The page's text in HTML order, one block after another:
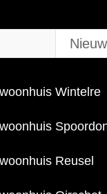
Wintelre
Reusel